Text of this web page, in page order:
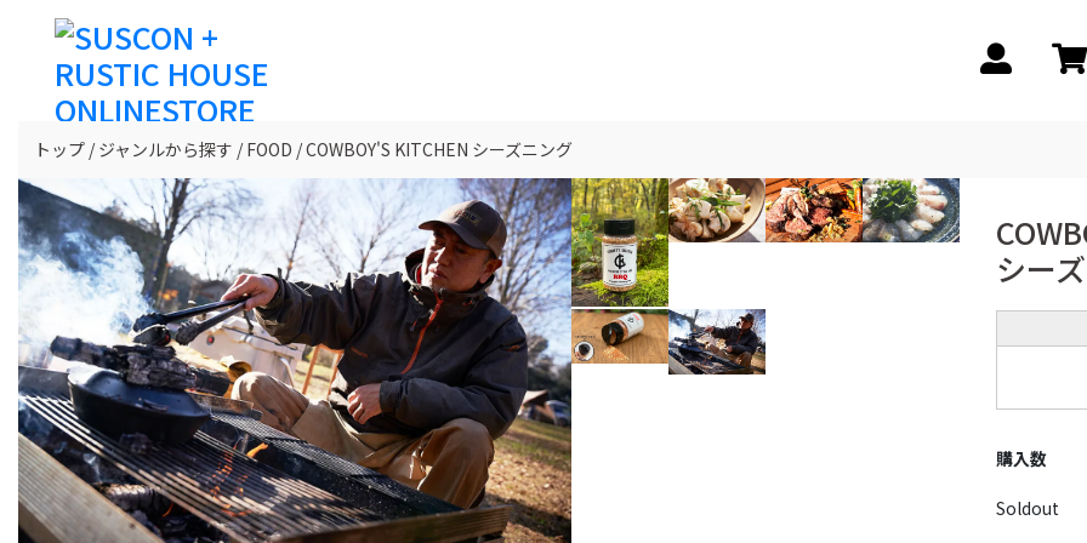
トップ ジャンルから探す FOOD COWBOY'S KITCHEN シーズニング
シー
購入数
Soldout